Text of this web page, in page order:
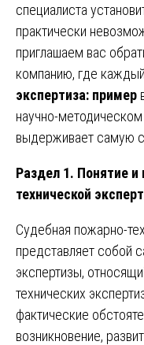
специалиста
практически
приглашаем вас
компанию, где каждый
экспертиза: пример
научно-
выдерживает самую
Раздел 1. Понятие
технической
Судебная пожарно-
представляет собой
экспертизы,
технических
фактические
возникновение,